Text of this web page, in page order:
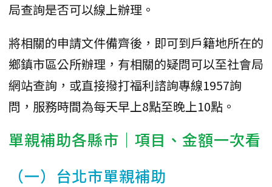
局查詢是否可以線上辦理。
將相關的申請文件備齊後，即可到戶籍地所在的
鄉鎮市區公所辦理，有相關的疑問可以至社會局
網站查詢，或直接撥打福利諮詢專線1957詢
問，服務時間為每天早上8點至晚上10點。
單親補助各縣市｜項目、金額一次看
（一）台北市單親補助